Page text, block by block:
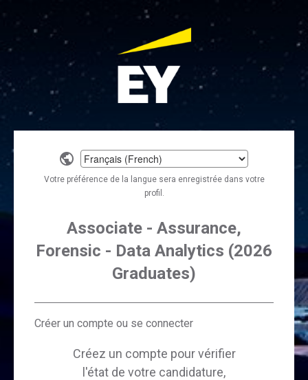
Select
a
language
Votre préférence de la langue sera enregistrée dans votre
profil.
Associate - Assurance,
Forensic - Data Analytics (2026
Graduates)
Créer un compte ou se connecter
Créez un compte pour vérifier
l'état de votre candidature,